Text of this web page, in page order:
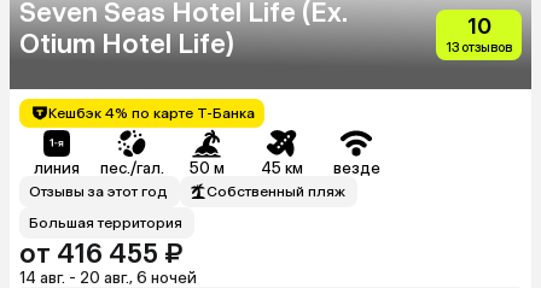
Seven Seas Hotel Life (Ex.
Otium Hotel Life)
10
13 отзывов
Кешбэк 4% по карте Т-Банка
линия пес./гал. 50 м 45 км везде
Отзывы за этот год
Собственный пляж
Большая территория
от 416 455 ₽
14 авг. - 20 авг., 6 ночей